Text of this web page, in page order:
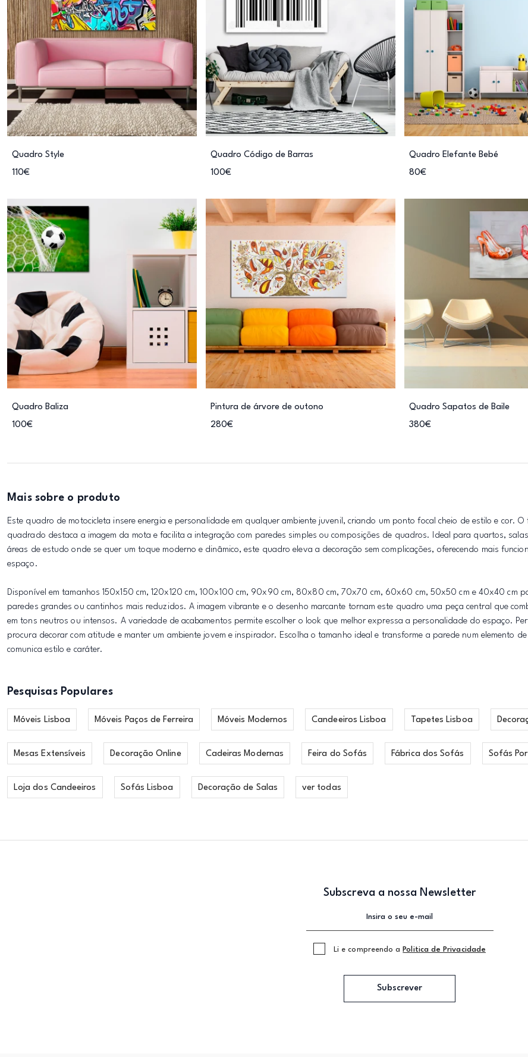
Quadro Style
110€
Quadro Código de Barras
100€
Quadro Elefante Bebé
80€
Quadro Baliza
100€
Pintura de árvore de outono
280€
Quadro Sapatos de Baile
380€
Mais sobre o produto
Este quadro de motocicleta insere energia e personalidade em qualquer ambiente juvenil, criando um ponto focal cheio de estilo e cor. O
quadrado destaca a imagem da mota e facilita a integração com paredes simples ou composições de quadros. Ideal para quartos,
áreas de estudo onde se quer um toque moderno e dinâmico, este quadro eleva a decoração sem complicações, oferecendo mais
espaço.
Disponível em tamanhos 150x150 cm, 120x120 cm, 100x100 cm, 90x90 cm, 80x80 cm, 70x70 cm, 60x60 cm, 50x50 cm e 40x40 cm
paredes grandes ou cantinhos mais reduzidos. A imagem vibrante e o desenho marcante tornam este quadro uma peça central que
em tons neutros ou intensos. A variedade de acabamentos permite escolher o look que melhor expressa a personalidade do espaço.
procura decorar com atitude e manter um ambiente jovem e inspirador. Escolha o tamanho ideal e transforme a parede num elemento
comunica estilo e caráter.
Pesquisas Populares
Móveis Lisboa Móveis Paços de Ferreira Móveis Modernos Candeeiros Lisboa Tapetes Lisboa
Mesas Extensíveis Decoração Online Cadeiras Modernas Feira do Sofás Fábrica dos Sofás Sofás
Loja dos Candeeiros Sofás Lisboa Decoração de Salas ver todas
Subscreva a nossa Newsletter
Li e compreendo a Politica de Privacidade
Subscrever